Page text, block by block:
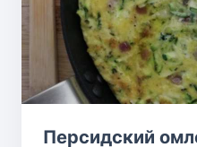
Персидский